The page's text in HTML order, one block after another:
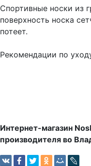
Спортивные носки из
поверхность носка
потеет.
Рекомендации по
Интернет-магазин
производителя во